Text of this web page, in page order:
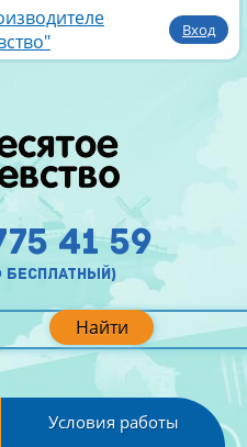
Вход
Найти
41 59
бесплатный)
Условия работы